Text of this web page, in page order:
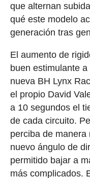
que alternan
qué este modelo
generación tras
El aumento de
buen estimulante
nueva BH Lynx
el propio David
a 10 segundos el
de cada circuito.
perciba de manera
nuevo ángulo de
permitido bajar a
más complicados.